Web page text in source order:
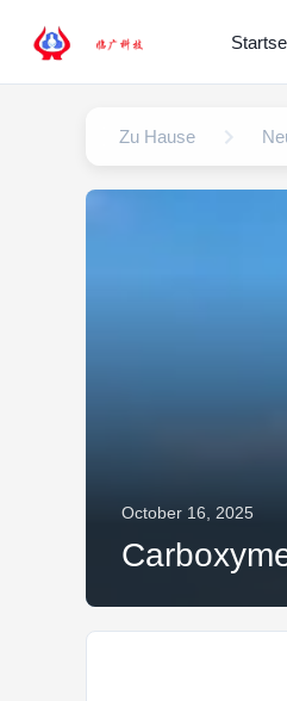
Zu Hause
October 16, 2025